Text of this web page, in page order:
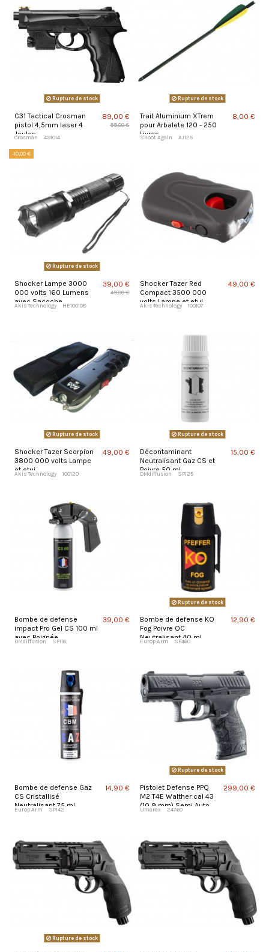
Rupture de stock
C31 Tactical Crosman
pistol 4,5mm laser 4
Joules
Crosman 491014
89,00 €
99,00 €
Rupture de stock
Trait Aluminium XTrem
pour Arbalete 120 - 250
Livres
Shoot Again AJ125
8,00 €
-10,00 €
Rupture de stock
Shocker Lampe 3000
000 volts 160 Lumens
avec Sacoche
Akis Technology HE100108
39,00 €
49,00 €
Shocker Tazer Red
Compact 3500 000
volts Lampe et etui
Akis Technology 100107
49,00 €
Rupture de stock
Shocker Tazer Scorpion
3800 000 volts Lampe
et etui
Akis Technology 100120
49,00 €
Rupture de stock
Décontaminant
Neutralisant Gaz CS et
Poivre 50 ml
DMdiffusion SP125
15,00 €
Bombe de defense
impact Pro Gel CS 100 ml
avec Poignée
DMdiffusion SP116
39,00 €
Rupture de stock
Bombe de defense KO
Fog Poivre OC
Neutralisant 40 ml
Europ Arm SP460
12,90 €
Bombe de defense Gaz
CS Cristallisé
Neutralisant 75 ml
Europ Arm SP142
14,90 €
Rupture de stock
Pistolet Defense PPQ
M2 T4E Walther cal 43
(10,9 mm) Semi Auto
Umarex 24760
299,00 €
Rupture de stock